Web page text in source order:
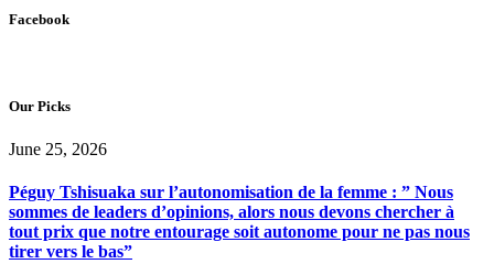
Facebook
Our Picks
June 25, 2026
Péguy Tshisuaka sur l’autonomisation de la femme : ” Nous
sommes de leaders d’opinions, alors nous devons chercher à
tout prix que notre entourage soit autonome pour ne pas nous
tirer vers le bas”